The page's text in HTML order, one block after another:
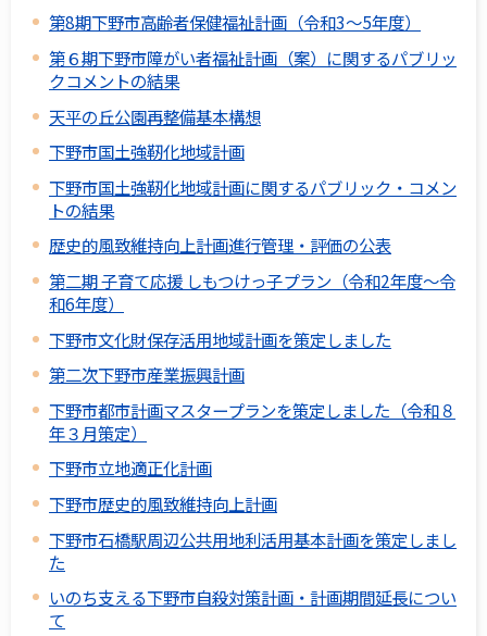
第8期下野市高齢者保健福祉計画（令和3～5年度）
第６期下野市障がい者福祉計画（案）に関するパブリッ
クコメントの結果
天平の丘公園再整備基本構想
下野市国土強靭化地域計画
下野市国土強靭化地域計画に関するパブリック・コメン
トの結果
歴史的風致維持向上計画進行管理・評価の公表
第二期 子育て応援 しもつけっ子プラン（令和2年度～令
和6年度）
下野市文化財保存活用地域計画を策定しました
第二次下野市産業振興計画
下野市都市計画マスタープランを策定しました（令和８
年３月策定）
下野市立地適正化計画
下野市歴史的風致維持向上計画
下野市石橋駅周辺公共用地利活用基本計画を策定しまし
た
いのち支える下野市自殺対策計画・計画期間延長につい
て